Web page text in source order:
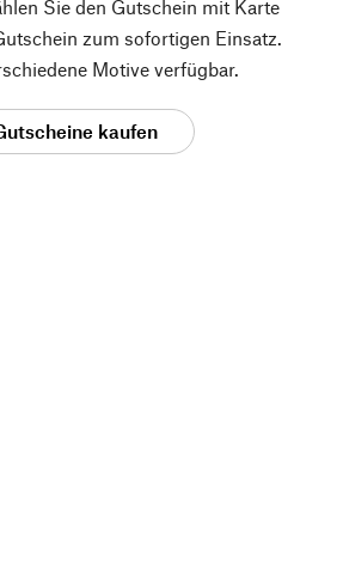
Sie den Gutschein mit Karte
zum sofortigen Einsatz.
Motive verfügbar.
kaufen